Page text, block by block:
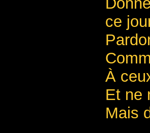
ce
À
Et ne
Mais